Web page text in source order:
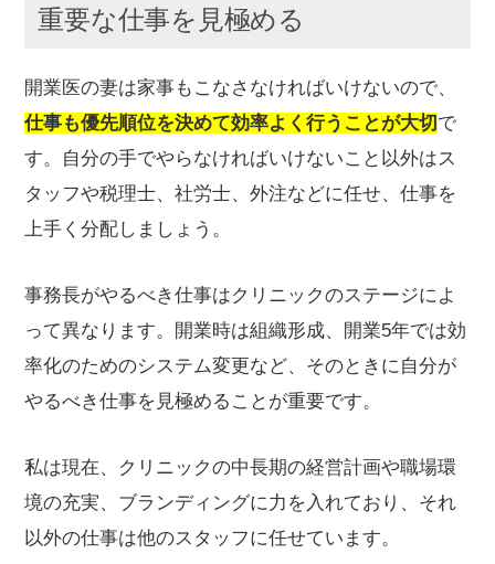
重要な仕事を見極める
開業医の妻は家事もこなさなければいけないので、
仕事も優先順位を決めて効率よく行うことが大切 で
す。自分の手でやらなければいけないこと以外はス
タッフや税理士、社労士、外注などに任せ、仕事を
上手く分配しましょう。
事務長がやるべき仕事はクリニックのステージによ
って異なります。開業時は組織形成、開業5年では効
率化のためのシステム変更など、そのときに自分が
やるべき仕事を見極めることが重要です。
私は現在、クリニックの中長期の経営計画や職場環
境の充実、ブランディングに力を入れており、それ
以外の仕事は他のスタッフに任せています。